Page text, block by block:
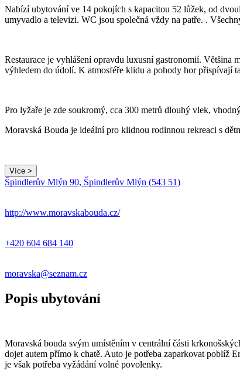
Nabízí ubytování ve 14 pokojích s kapacitou 52 lůžek, od
umyvadlo a televizi. WC jsou společná vždy na patře. .
Restaurace je vyhlášení opravdu luxusní gastronomií.
výhledem do údolí. K atmosféře klidu a pohody hor přispívají
Pro lyžaře je zde soukromý, cca 300 metrů dlouhý vlek,
Moravská Bouda je ideální pro klidnou rodinnou rekreaci s
Více >
Špindlerův Mlýn 90, Špindlerův Mlýn (543 51)
http://www.moravskabouda.cz/
+420 604 684 140
moravska@seznam.cz
Popis ubytování
Moravská bouda svým umístěním v centrální části
dojet autem přímo k chatě. Auto je potřeba zaparkovat poblíž
je však potřeba vyžádání volné povolenky.